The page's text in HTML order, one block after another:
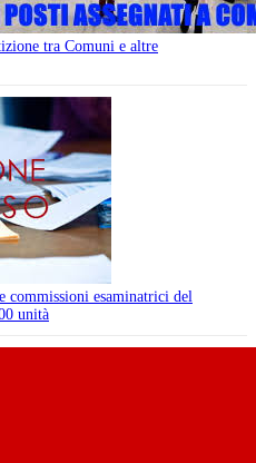
tra Comuni e altre
commissioni esaminatrici del
unità